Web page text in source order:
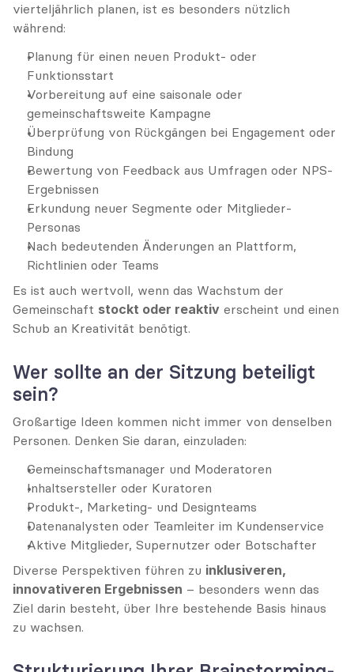
vierteljährlich planen, ist es besonders nützlich
während:
Planung für einen neuen Produkt- oder
Funktionsstart
Vorbereitung auf eine saisonale oder
gemeinschaftsweite Kampagne
Überprüfung von Rückgängen bei Engagement oder
Bindung
Bewertung von Feedback aus Umfragen oder NPS-
Ergebnissen
Erkundung neuer Segmente oder Mitglieder-
Personas
Nach bedeutenden Änderungen an Plattform,
Richtlinien oder Teams
Es ist auch wertvoll, wenn das Wachstum der
Gemeinschaft stockt oder reaktiv erscheint und einen
Schub an Kreativität benötigt.
Wer sollte an der Sitzung beteiligt
sein?
Großartige Ideen kommen nicht immer von denselben
Personen. Denken Sie daran, einzuladen:
Gemeinschaftsmanager und Moderatoren
Inhaltsersteller oder Kuratoren
Produkt-, Marketing- und Designteams
Datenanalysten oder Teamleiter im Kundenservice
Aktive Mitglieder, Supernutzer oder Botschafter
Diverse Perspektiven führen zu inklusiveren,
innovativeren Ergebnissen – besonders wenn das
Ziel darin besteht, über Ihre bestehende Basis hinaus
zu wachsen.